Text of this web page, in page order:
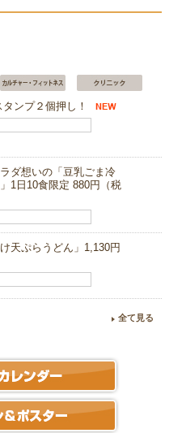
オ・ダイゴロー 2026年
ンプ２個押し！
ダ想いの「豆乳ごま冷
1日10食限定 880円（税
天ぷらうどん」1,130円
（海鮮丼）」1,529円
全て見る